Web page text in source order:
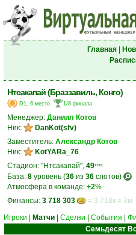
Главная|
Нтсакапай (Браззавиль, Конго)
D1, 6 место 1/8 финала
Менеджер: Даниил Котов
Ник:
DanKot(sfv)
Заместитель: Александр Котов
Ник:
KotYARa_76
Стадион: "Нтсакапай", 49тыс.
База: 8 уровень (36 из 36 слотов)
Атмосфера в команде: +2%
Финансы: 3 718 303
= 3 718к = 3м
Игроки
Матчи Сделки События
Семьдесят